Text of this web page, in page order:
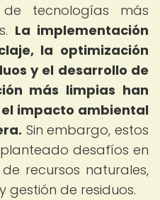
tecnologías más
La implementación
la optimización
y el desarrollo de
más limpias han
impacto ambiental
Sin embargo, estos
desafíos en
recursos naturales,
gestión de residuos.